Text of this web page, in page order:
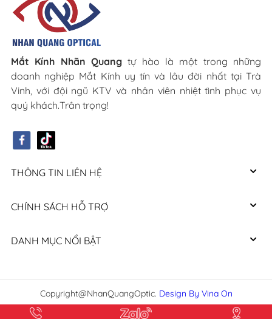
Mắt Kính Nhãn Quangtự hào là một trong những
doanh nghiệp Mắt Kính uy tín và lâu đời nhất tại Trà
Vinh, với đội ngũ KTV và nhân viên nhiệt tình phục vụ
quý khách.Trân trọng!
THÔNG TIN LIÊN HỆ
CHÍNH SÁCH HỖ TRỢ
DANH MỤC NỔI BẬT
Copyright@NhanQuangOptic. Design By Vina On